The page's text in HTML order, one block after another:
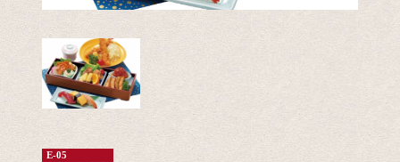
E-05